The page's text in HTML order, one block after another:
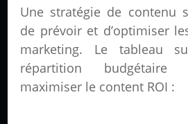
Une stratégie de contenu
de prévoir et d’optimiser
marketing. Le tableau
répartition budgétaire
maximiser le content ROI :